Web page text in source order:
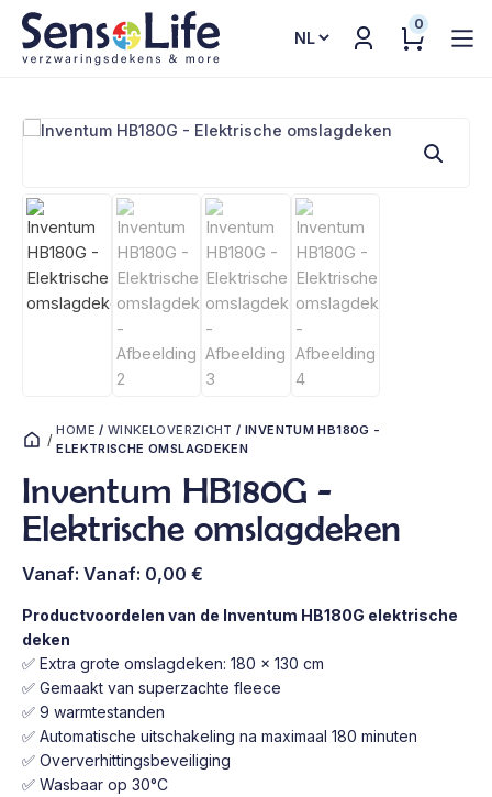
Kies
0
/
HOME /WINKELOVERZICHT /INVENTUM HB180G -
ELEKTRISCHE OMSLAGDEKEN
Inventum HB180G -
Elektrische omslagdeken
Vanaf: Vanaf: 0,00 €
Productvoordelen van de Inventum HB180G elektrische
deken
✅ Extra grote omslagdeken: 180 x 130 cm
✅ Gemaakt van superzachte fleece
✅ 9 warmtestanden
✅ Automatische uitschakeling na maximaal 180 minuten
✅ Oververhittingsbeveiliging
✅ Wasbaar op 30°C